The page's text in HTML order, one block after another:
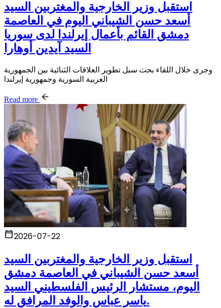
استقبل وزير الخارجية والمغتربين السيد
أسعد حسن الشيباني اليوم في العاصمة
دمشق القائم بأعمال إيرلندا لدى سوريا
السيد آيدين أوهارا
وجرى خلال اللقاء بحث سبل تطوير العلاقات الثنائية بين الجمهورية
العربية السورية وجمهورية إيرلندا
Read more
2026-07-22
استقبل وزير الخارجية والمغتربين السيد
أسعد حسن الشيباني في العاصمة دمشق
اليوم، مستشار الرئيس الفلسطيني السيد
ياسر عباس والوفد المرافق له.